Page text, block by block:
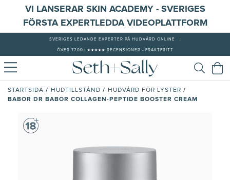
VI LANSERAR SKIN ACADEMY - SVERIGES
FÖRSTA EXPERTLEDDA VIDEOPLATTFORM
SVERIGES LEDANDE EXPERTER PÅ HUDVÅRD ONLINE
ÖVER 7200+ ★★★★★ RECENSIONER - FRAKTFRITT
STARTSIDA / HUDTILLSTÅND / HUDVÅRD FÖR LYSTER /
BABOR DR BABOR COLLAGEN-PEPTIDE BOOSTER CREAM